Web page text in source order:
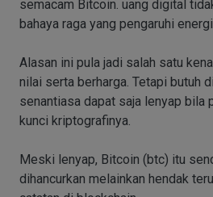
semacam Bitcoin. uang digital
bahaya raga yang pengaruhi
Alasan ini pula jadi salah satu
nilai serta berharga. Tetapi butuh
senantiasa dapat saja lenyap bila
kunci kriptografinya.
Meski lenyap, Bitcoin (btc) itu
dihancurkan melainkan hendak